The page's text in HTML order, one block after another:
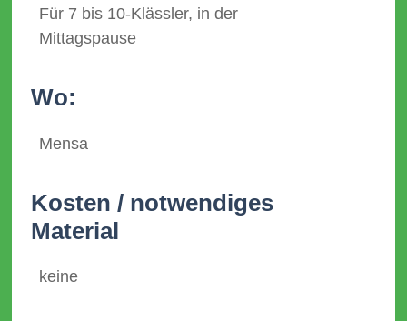
Für 7 bis 10-Klässler, in der
Mittagspause
Wo:
Mensa
Kosten / notwendiges
Material
keine